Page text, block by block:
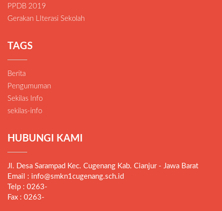
PPDB 2019
Gerakan LIterasi Sekolah
TAGS
Berita
Pengumuman
Sekilas Info
sekilas-info
HUBUNGI KAMI
Jl. Desa Sarampad Kec. Cugenang Kab. Cianjur - Jawa Barat
Email : info@smkn1cugenang.sch.id
Telp : 0263-
Fax : 0263-